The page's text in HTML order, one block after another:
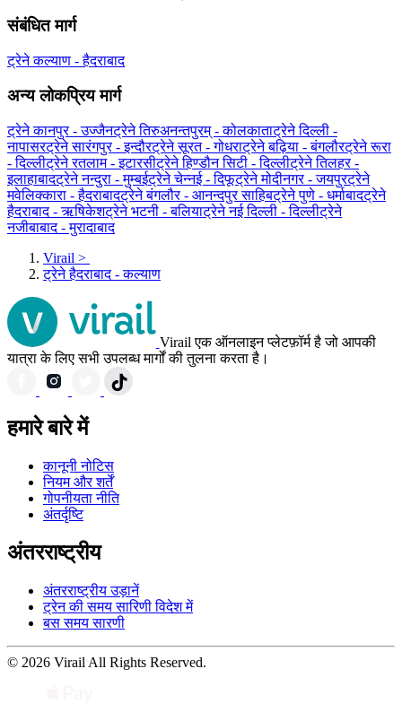
संबंधित मार्ग
ट्रेने कल्याण - हैदराबाद
अन्य लोकप्रिय मार्ग
ट्रेने कानपुर - उज्जैनट्रेने तिरुअनन्तपुरम् - कोलकाताट्रेने दिल्ली -
नापासरट्रेने सारंगपुर - इन्दौरट्रेने सूरत - गोधराट्रेने बढ़िया - बंगलौरट्रेने रूरा
- दिल्लीट्रेने रतलाम - इटारसीट्रेने हिण्डौन सिटी - दिल्लीट्रेने तिलहर -
इलाहाबादट्रेने नन्दुरा - मुम्बईट्रेने चेन्नई - दिफूट्रेने मोदीनगर - जयपुरट्रेने
मवेलिक्कारा - हैदराबादट्रेने बंगलौर - आनन्दपुर साहिबट्रेने पुणे - धर्माबादट्रेने
हैदराबाद - ऋषिकेशट्रेने भटनी - बलियाट्रेने नई दिल्ली - दिल्लीट्रेने
नजीबाबाद - मुरादाबाद
Virail >
ट्रेने हैदराबाद - कल्याण
Virail एक ऑनलाइन प्लेटफ़ॉर्म है जो आपकी
यात्रा के लिए सभी उपलब्ध मार्गों की तुलना करता है।
हमारे बारे में
कानूनी नोटिस
नियम और शर्तें
गोपनीयता नीति
अंतर्दृष्टि
अंतरराष्ट्रीय
अंतरराष्ट्रीय उड़ानें
ट्रेन की समय सारिणी विदेश में
बस समय सारणी
© 2026 Virail All Rights Reserved.